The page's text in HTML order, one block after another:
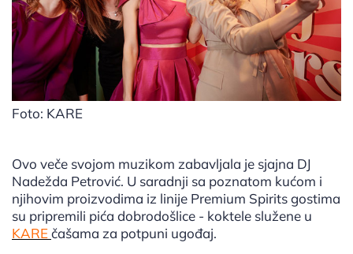
Foto: KARE
Ovo veče svojom muzikom zabavljala je sjajna DJ
Nadežda Petrović. U saradnji sa poznatom kućom i
njihovim proizvodima iz linije Premium Spirits gostima
su pripremili pića dobrodošlice - koktele služene u
KAREčašama za potpuni ugođaj.